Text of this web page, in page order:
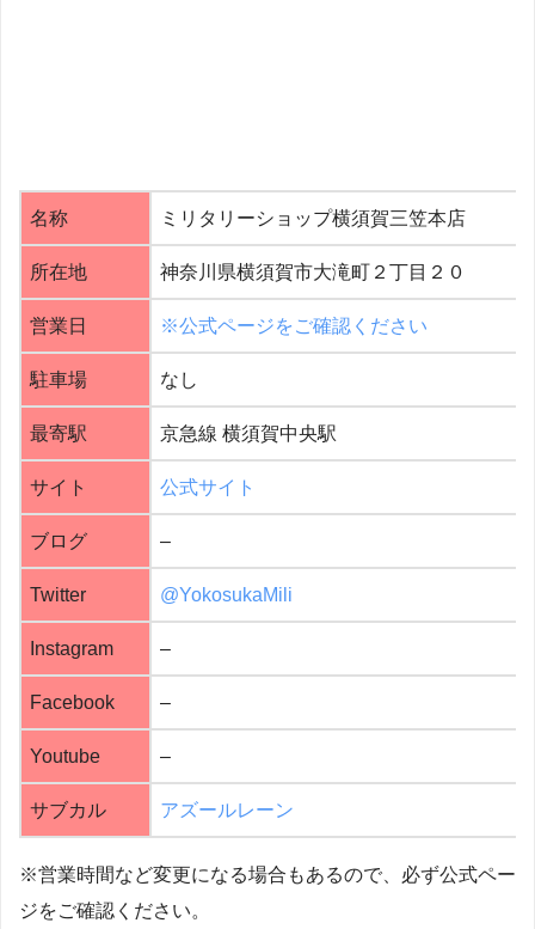
名称 ミリタリーショップ横須賀三笠本店
所在地 神奈川県横須賀市大滝町２丁目２０
営業日 ※公式ページをご確認ください
駐車場 なし
最寄駅 京急線 横須賀中央駅
サイト 公式サイト
ブログ –
Twitter @YokosukaMili
Instagram –
Facebook –
Youtube –
サブカル アズールレーン
※営業時間など変更になる場合もあるので、必ず公式ペー
ジをご確認ください。